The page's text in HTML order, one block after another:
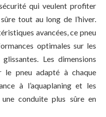
qui veulent profiter
tout au long de l’hiver.
avancées, ce pneu
optimales sur les
Les dimensions
le pneu adapté à chaque
à l’aquaplaning et les
conduite plus sûre en